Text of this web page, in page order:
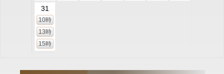
31
10時
13時
15時